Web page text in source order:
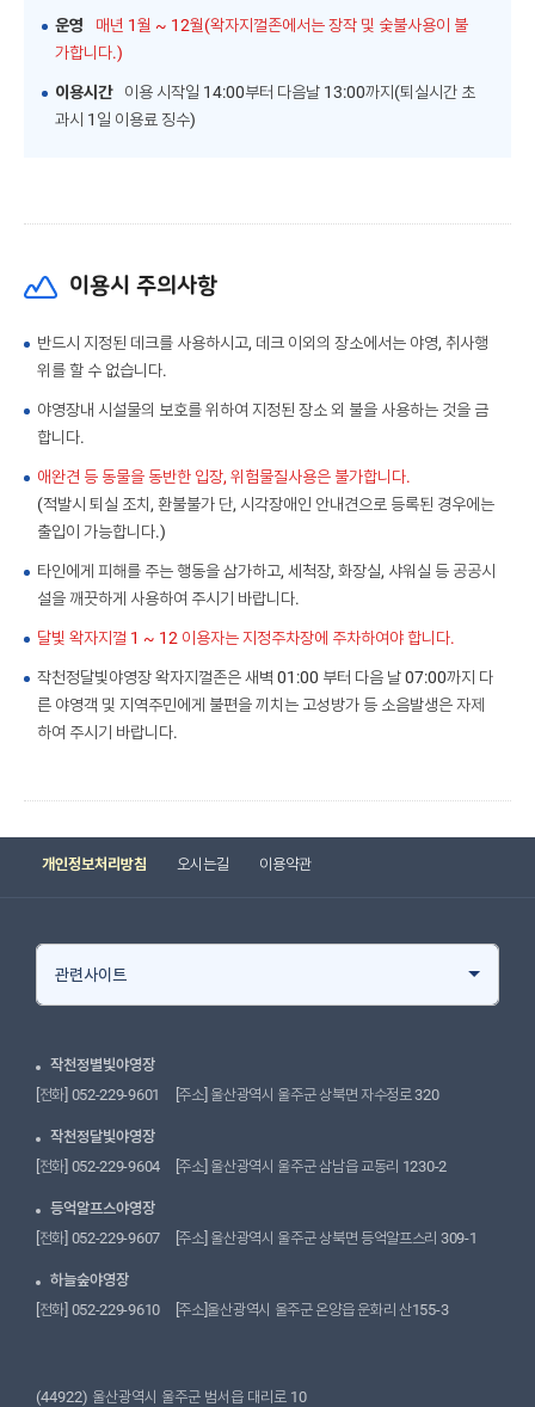
운영
매년 1월 ~ 12월(왁자지껄존에서는 장작 및 숯불사용이 불
가합니다.)
이용시간
이용 시작일 14:00부터 다음날 13:00까지(퇴실시간 초
과시 1일 이용료 징수)
이용시 주의사항
반드시 지정된 데크를 사용하시고, 데크 이외의 장소에서는 야영, 취사행
위를 할 수 없습니다.
야영장내 시설물의 보호를 위하여 지정된 장소 외 불을 사용하는 것을 금
합니다.
애완견 등 동물을 동반한 입장, 위험물질사용은 불가합니다.
(적발시 퇴실 조치, 환불불가 단, 시각장애인 안내견으로 등록된 경우에는
출입이 가능합니다.)
타인에게 피해를 주는 행동을 삼가하고, 세척장, 화장실, 샤워실 등 공공시
설을 깨끗하게 사용하여 주시기 바랍니다.
달빛 왁자지껄 1 ~ 12 이용자는 지정주차장에 주차하여야 합니다.
작천정달빛야영장 왁자지껄존은 새벽 01:00 부터 다음 날 07:00까지 다
른 야영객 및 지역주민에게 불편을 끼치는 고성방가 등 소음발생은 자제
하여 주시기 바랍니다.
개인정보처리방침 오시는길 이용약관
관련사이트
작천정별빛야영장
[전화] 052-229-9601 [주소] 울산광역시 울주군 상북면 자수정로 320
작천정달빛야영장
[전화] 052-229-9604 [주소] 울산광역시 울주군 삼남읍 교동리 1230-2
등억알프스야영장
[전화] 052-229-9607 [주소] 울산광역시 울주군 상북면 등억알프스리 309-1
하늘숲야영장
[전화] 052-229-9610 [주소]울산광역시 울주군 온양읍 운화리 산155-3
(44922) 울산광역시 울주군 범서읍 대리로 10